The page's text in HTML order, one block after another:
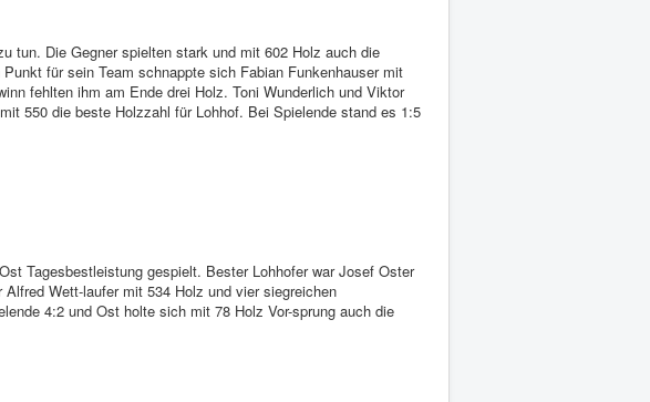
tun. Die Gegner spielten stark und mit 602 Holz auch die
für sein Team schnappte sich Fabian Funkenhauser mit
fehlten ihm am Ende drei Holz. Toni Wunderlich und Viktor
550 die beste Holzzahl für Lohhof. Bei Spielende stand es 1:5
Tagesbestleistung gespielt. Bester Lohhofer war Josef Oster
Wett-laufer mit 534 Holz und vier siegreichen
4:2 und Ost holte sich mit 78 Holz Vor-sprung auch die